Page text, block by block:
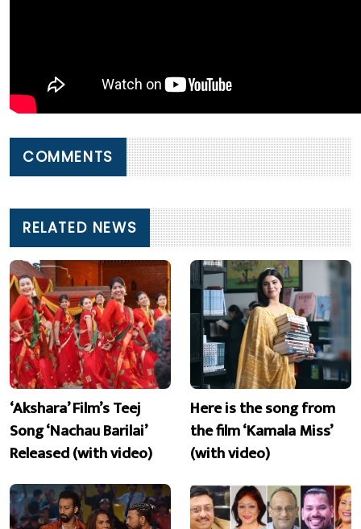
COMMENTS
RELATED NEWS
‘Akshara’ Film’s Teej
Song ‘Nachau Barilai’
Released (with video)
Here is the song from
the film ‘Kamala Miss’
(with video)